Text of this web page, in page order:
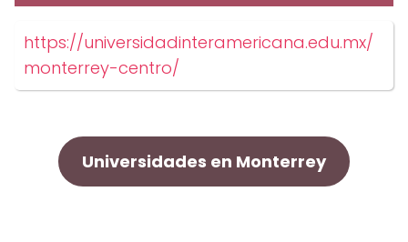
https://universidadinteramericana.edu.mx/
monterrey-centro/
Universidades en Monterrey